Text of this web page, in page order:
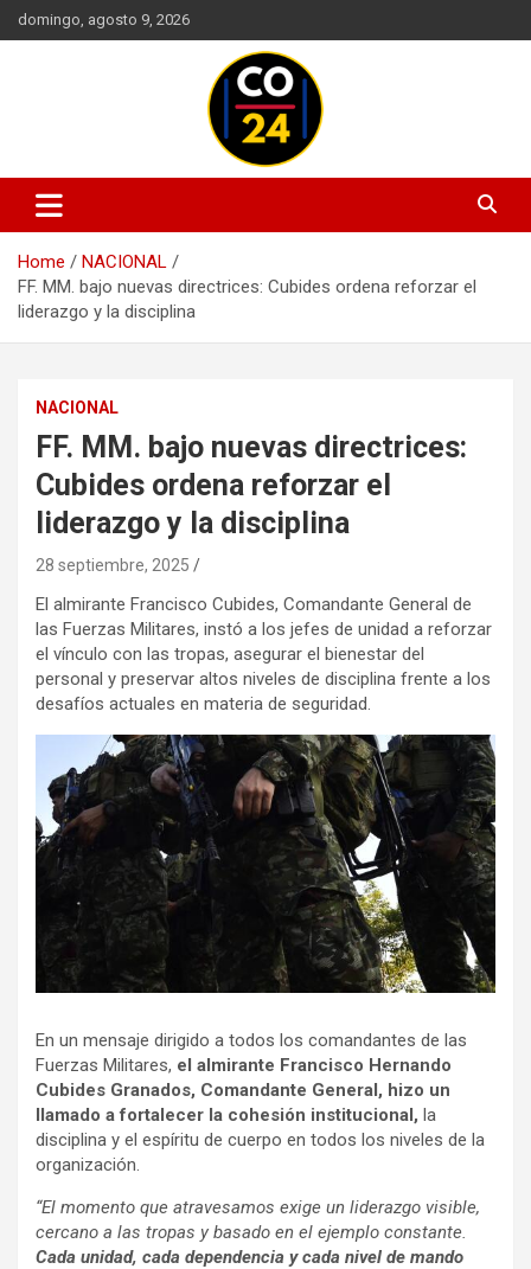
Skip
to
domingo, agosto 9, 2026
Noticias Colombia 24 Horas |
Últimas Noticias de Colombia y
el Mundo
Mantente informado con las últimas actualizaciones en política,
economía, deportes, tecnología y más. Información confiable y
actualizada en un solo lugar.
Home
NACIONAL
FF. MM. bajo nuevas directrices: Cubides ordena reforzar el
liderazgo y la disciplina
NACIONAL
FF. MM. bajo nuevas directrices:
Cubides ordena reforzar el
liderazgo y la disciplina
28 septiembre, 2025
El almirante Francisco Cubides, Comandante General de
las Fuerzas Militares, instó a los jefes de unidad a reforzar
el vínculo con las tropas, asegurar el bienestar del
personal y preservar altos niveles de disciplina frente a los
desafíos actuales en materia de seguridad.
En un mensaje dirigido a todos los comandantes de las
Fuerzas Militares, el almirante Francisco Hernando
Cubides Granados, Comandante General, hizo un
llamado a fortalecer la cohesión institucional, la
disciplina y el espíritu de cuerpo en todos los niveles de la
organización.
“El momento que atravesamos exige un liderazgo visible,
cercano a las tropas y basado en el ejemplo constante.
Cada unidad, cada dependencia y cada nivel de mando